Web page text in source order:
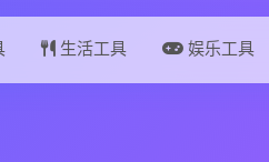
生活工具 娱乐工具